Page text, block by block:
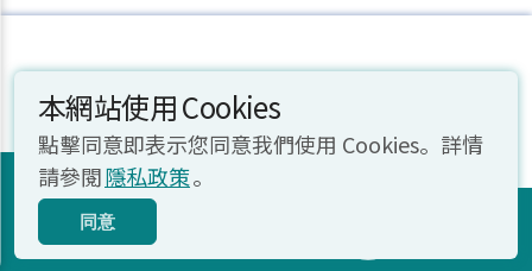
立即報名
TOEFL
Primary
Tests
TOEFL
Tests
聯絡我們
忠欣股份有限公司
統一編號
20592312
地址
(106) 台北市復興南路二段45號2樓
辦公時間
週一 ~ 週五 上午9:00 至下午5:30
電話
(02) 2701-7333
本網站使用 Cookies
點擊同意即表示您同意我們使用 Cookies。詳情
請參閱隱私政策。
同意